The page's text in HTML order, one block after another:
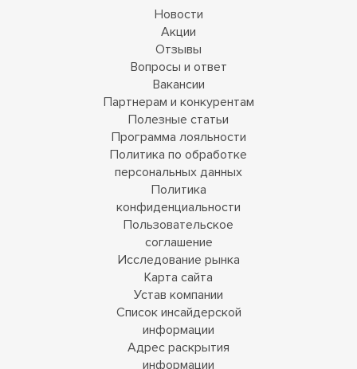
Новости
Акции
Отзывы
Вопросы и ответ
Вакансии
Партнерам и конкурентам
Полезные статьи
Программа лояльности
Политика по обработке
персональных данных
Политика
конфиденциальности
Пользовательское
соглашение
Исследование рынка
Карта сайта
Устав компании
Список инсайдерской
информации
Адрес раскрытия
информации